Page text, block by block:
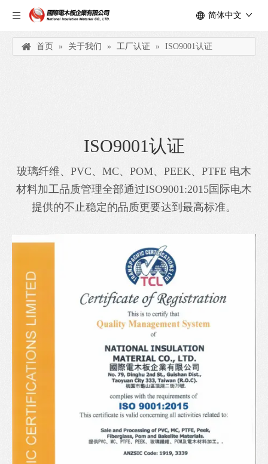
简体中文
首页 » 关于我们 » 工厂认证 » ISO9001认证
ISO9001认证
玻璃纤维、PVC、MC、POM、PEEK、PTFE 电木
材料加工品质管理全部通过ISO9001:2015国际电木
提供的不止稳定的品质更要达到最高标准。